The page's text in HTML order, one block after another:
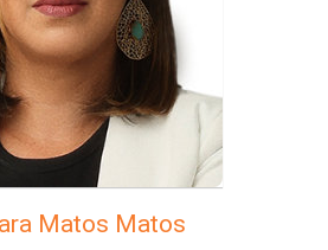
Matos Matos